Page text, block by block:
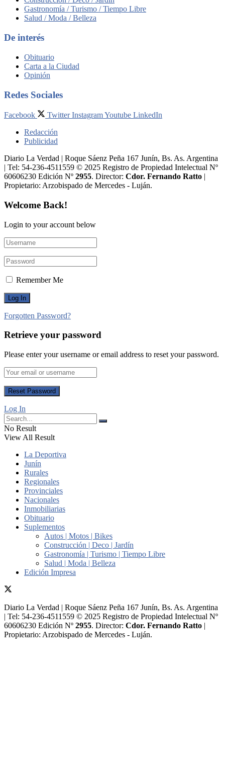
Gastronomía / Turismo / Tiempo Libre
Salud / Moda / Belleza
De interés
Obituario
Carta a la Ciudad
Opinión
Redes Sociales
Facebook Twitter InstagramYoutube LinkedIn
Redacción
Publicidad
Diario La Verdad | Roque Sáenz Peña 167 Junín, Bs. As. Argentina
| Tel: 54-236-4511559 © 2025 Registro de Propiedad Intelectual Nº
60606230 Edición Nº 2955. Director:​ Cdor. Fernando Ratto |
Propietario:​ Arzobispado de Mercedes - Luján.
Welcome Back!
Login to your account below
Remember Me
Forgotten Password?
Retrieve your password
Please enter your username or email address to reset your password.
Log In
No Result
View All Result
La Deportiva
Junín
Rurales
Regionales
Provinciales
Nacionales
Inmobiliarias
Obituario
Suplementos
Autos | Motos | Bikes
Construcción | Deco | Jardín
Gastronomía | Turismo | Tiempo Libre
Salud | Moda | Belleza
Edición Impresa
Diario La Verdad | Roque Sáenz Peña 167 Junín, Bs. As. Argentina
| Tel: 54-236-4511559 © 2025 Registro de Propiedad Intelectual Nº
60606230 Edición Nº 2955. Director:​ Cdor. Fernando Ratto |
Propietario:​ Arzobispado de Mercedes - Luján.